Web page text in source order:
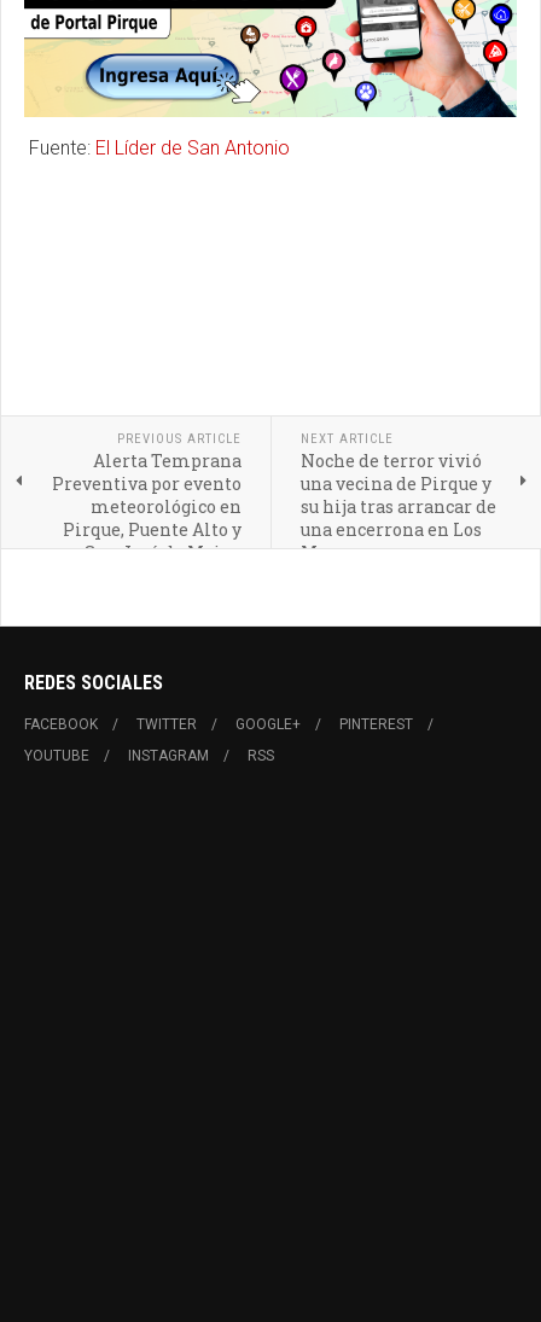
Fuente: El Líder de San Antonio
PREVIOUS ARTICLE
Alerta Temprana
Preventiva por evento
meteorológico en
Pirque, Puente Alto y
San José de Maipo
NEXT ARTICLE
Noche de terror vivió
una vecina de Pirque y
su hija tras arrancar de
una encerrona en Los
Morros
REDES SOCIALES
FACEBOOK TWITTER GOOGLE+
PINTEREST
YOUTUBE
INSTAGRAM RSS